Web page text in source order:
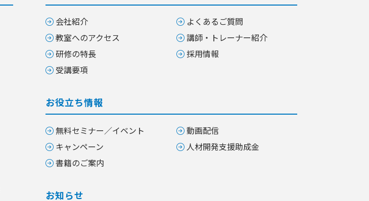
会社紹介
教室へのアクセス
研修の特長
受講要項
よくあるご質問
講師・トレーナー紹介
採用情報
お役立ち情報
無料セミナー／イベント
キャンペーン
書籍のご案内
動画配信
人材開発支援助成金
お知らせ